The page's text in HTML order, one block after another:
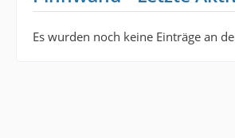
Es wurden noch keine Einträge an